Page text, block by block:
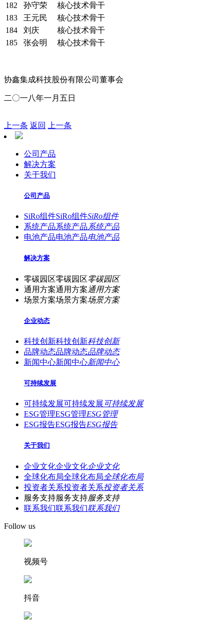
182
孙守荣
核心技术骨干
183
王元民
核心技术骨干
184
刘庆
核心技术骨干
185
张会明 核心技术骨干
协鑫集成科技股份有限公司董事会
二〇一八年一月五日
上一条 返回 上一条
公司产品
解决方案
关于我们
公司产品
SiRo组件SiRo组件SiRo组件
系统产品系统产品 系统产品
电池产品电池产品电池产品
解决方案
零碳园区零碳园区零碳园区
通用方案通用方案通用方案
场景方案场景方案场景方案
企业动态
科技创新科技创新科技创新
品牌动态品牌动态品牌动态
新闻中心新闻中心新闻中心
可持续发展
可持续发展可持续发展 可持续发展
ESG管理ESG管理ESG管理
ESG报告ESG报告ESG报告
关于我们
企业文化企业文化企业文化
全球化布局全球化布局全球化布局
投资者关系投资者关系投资者关系
服务支持服务支持服务支持
联系我们联系我们联系我们
Follow us
视频号
抖音